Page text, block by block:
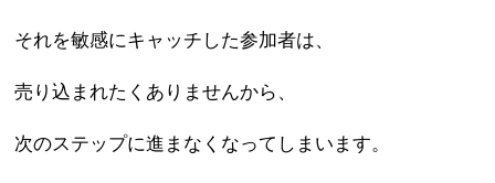
それを敏感にキャッチした参加者は、
売り込まれたくありませんから、
次のステップに進まなくなってしまいます。